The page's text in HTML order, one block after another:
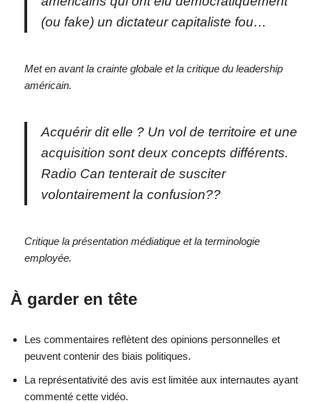
(ou fake) un dictateur capitaliste fou…
Met en avant la crainte globale et la critique du leadership
américain.
Acquérir dit elle ? Un vol de territoire et une
acquisition sont deux concepts différents.
Radio Can tenterait de susciter
volontairement la confusion??
Critique la présentation médiatique et la terminologie
employée.
À garder en tête
Les commentaires reflètent des opinions personnelles et
peuvent contenir des biais politiques.
La représentativité des avis est limitée aux internautes ayant
commenté cette vidéo.